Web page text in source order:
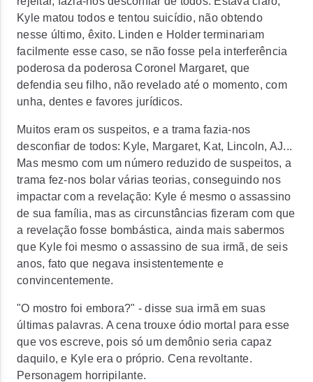
Kyle matou todos e tentou suicídio, não obtendo
nesse último, êxito. Linden e Holder terminariam
facilmente esse caso, se não fosse pela interferência
poderosa da poderosa Coronel Margaret, que
defendia seu filho, não revelado até o momento, com
unha, dentes e favores jurídicos.
Muitos eram os suspeitos, e a trama fazia-nos
desconfiar de todos: Kyle, Margaret, Kat, Lincoln, AJ...
Mas mesmo com um número reduzido de suspeitos, a
trama fez-nos bolar várias teorias, conseguindo nos
impactar com a revelação: Kyle é mesmo o assassino
de sua família, mas as circunstâncias fizeram com que
a revelação fosse bombástica, ainda mais sabermos
que Kyle foi mesmo o assassino de sua irmã, de seis
anos, fato que negava insistentemente e
convincentemente.
"O mostro foi embora?" - disse sua irmã em suas
últimas palavras. A cena trouxe ódio mortal para esse
que vos escreve, pois só um demônio seria capaz
daquilo, e Kyle era o próprio. Cena revoltante.
Personagem horripilante.